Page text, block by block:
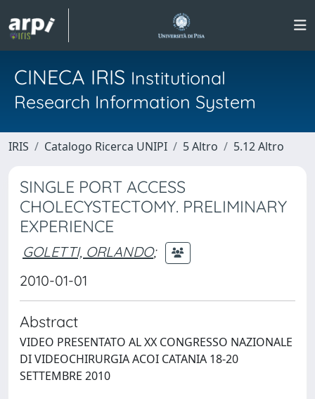
CINECA IRIS Institutional
Research Information System
IRIS Catalogo Ricerca UNIPI 5 Altro 5.12 Altro
SINGLE PORT ACCESS
CHOLECYSTECTOMY. PRELIMINARY
EXPERIENCE
GOLETTI, ORLANDO;
2010-01-01
Abstract
VIDEO PRESENTATO AL XX CONGRESSO NAZIONALE
DI VIDEOCHIRURGIA ACOI CATANIA 18-20
SETTEMBRE 2010